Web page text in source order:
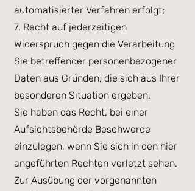
automatisierter Verfahren erfolgt;
7. Recht auf jederzeitigen
Widerspruch gegen die Verarbeitung
Sie betreffender personenbezogener
Daten aus Gründen, die sich aus Ihrer
besonderen Situation ergeben.
Sie haben das Recht, bei einer
Aufsichtsbehörde Beschwerde
einzulegen, wenn Sie sich in den hier
angeführten Rechten verletzt sehen.
Zur Ausübung der vorgenannten